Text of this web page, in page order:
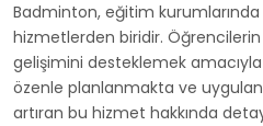
Badminton, eğitim
hizmetlerden biridir.
gelişimini desteklemek
özenle planlanmakta ve
artıran bu hizmet hakkında